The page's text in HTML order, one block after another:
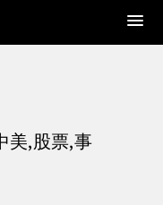
美,股票,事